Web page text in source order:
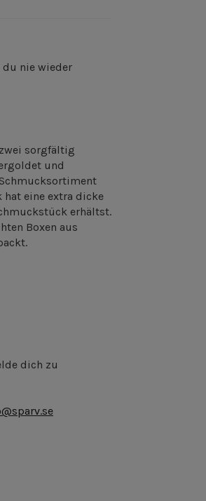
nie wieder
sorgfältig
und
eine extra dicke
erhältst.
Boxen aus
dich zu